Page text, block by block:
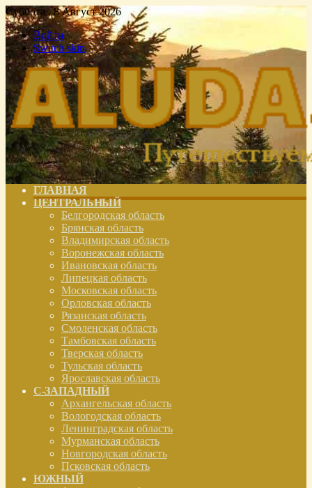
Суббота , 8 Август 2026
Войти
Switch skin
ГЛАВНАЯ
ЦЕНТРАЛЬНЫЙ
Белгородская область
Брянская область
Владимирская область
Воронежская область
Ивановская область
Липецкая область
Московская область
Орловская область
Рязанская область
Смоленская область
Тамбовская область
Тверская область
Тульская область
Ярославская область
С-ЗАПАДНЫЙ
Архангельская область
Вологодская область
Ленинградская область
Мурманская область
Новгородская область
Псковская область
ЮЖНЫЙ